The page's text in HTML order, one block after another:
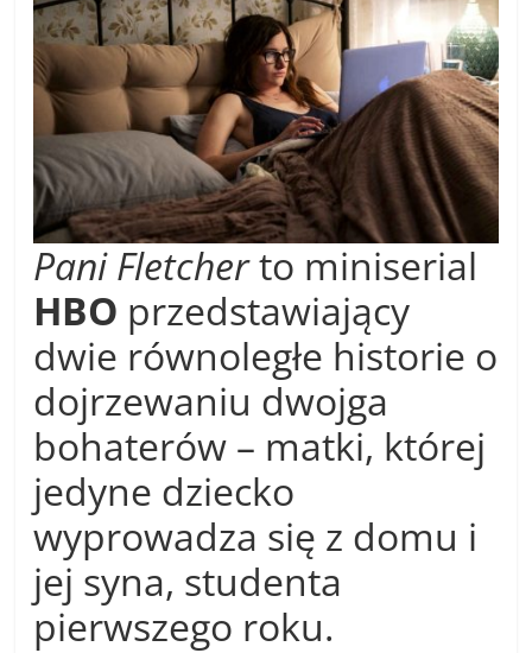
Pani Fletcherto miniserial
HBO przedstawiający
dwie równoległe historie o
dojrzewaniu dwojga
bohaterów – matki, której
jedyne dziecko
wyprowadza się z domu i
jej syna, studenta
pierwszego roku.